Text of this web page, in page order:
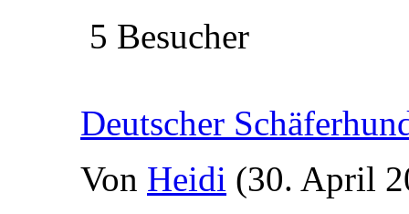
5 Besucher
Deutscher
Von Heidi (30. April